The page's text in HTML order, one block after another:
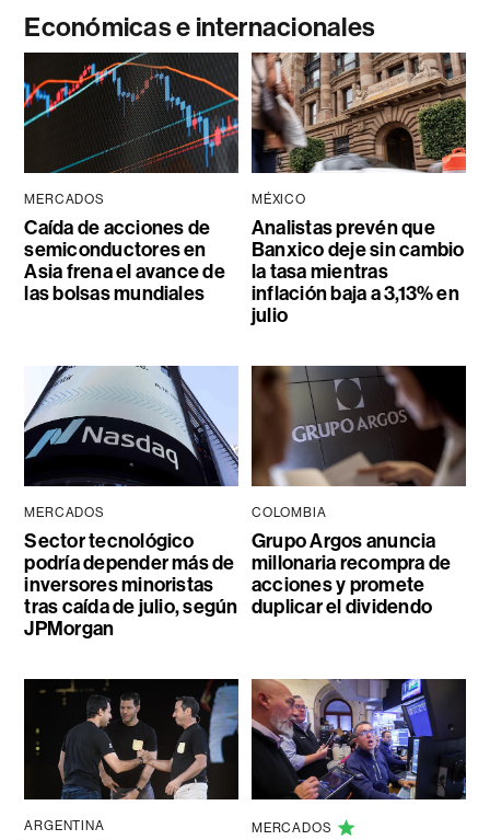
Económicas e internacionales
MERCADOS
Caída de acciones de
semiconductores en
Asia frena el avance de
las bolsas mundiales
MÉXICO
Analistas prevén que
Banxico deje sin cambio
la tasa mientras
inflación baja a 3,13% en
julio
MERCADOS
Sector tecnológico
podría depender más de
inversores minoristas
tras caída de julio, según
JPMorgan
COLOMBIA
Grupo Argos anuncia
millonaria recompra de
acciones y promete
duplicar el dividendo
ARGENTINA MERCADOS